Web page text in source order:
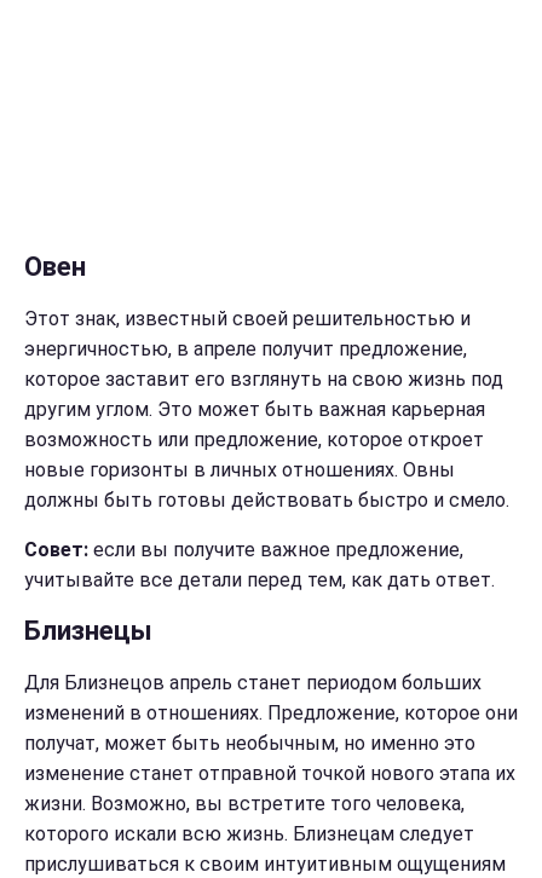
Овен
Этот знак, известный своей решительностью и
энергичностью, в апреле получит предложение,
которое заставит его взглянуть на свою жизнь под
другим углом. Это может быть важная карьерная
возможность или предложение, которое откроет
новые горизонты в личных отношениях. Овны
должны быть готовы действовать быстро и смело.
Совет: если вы получите важное предложение,
учитывайте все детали перед тем, как дать ответ.
Близнецы
Для Близнецов апрель станет периодом больших
изменений в отношениях. Предложение, которое они
получат, может быть необычным, но именно это
изменение станет отправной точкой нового этапа их
жизни. Возможно, вы встретите того человека,
которого искали всю жизнь. Близнецам следует
прислушиваться к своим интуитивным ощущениям